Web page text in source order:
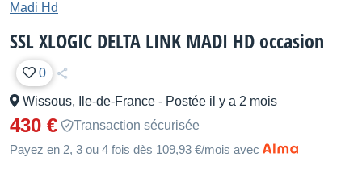
Madi Hd
SSL XLOGIC DELTA LINK MADI HD occasion
0
Wissous, Ile-de-France - Postée il y a 2 mois
430 €
Transaction sécurisée
Payez en 2, 3 ou 4 fois dès 109,93 €/mois avec